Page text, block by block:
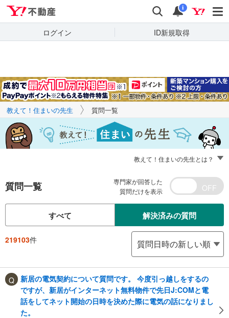
検索 通知
i
ログイン ID新規取得
キーワードで
質問を探す
教えて！住まいの先生 質問一覧
教えて！住まいの先生とは？
質問一覧
専門家が回答した
質問だけを表示
すべて 解決済みの質問
219103件
新居の電気契約について質問です。 今度引っ越しをするの
ですが、新居がインターネット無料物件で先日J:COMと電
話をしてネット開始の日時を決めた際に電気の話になりまし
た。